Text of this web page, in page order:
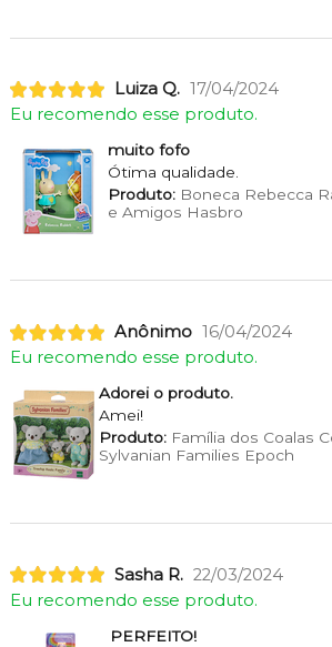
Luiza Q. 17/04/2024
Eu recomendo esse produto.
muito fofo
Ótima qualidade.
Produto:Boneca Rebecca
e Amigos Hasbro
Anônimo 16/04/2024
Eu recomendo esse produto.
Adorei o produto.
Amei!
Produto:Família dos Coalas
Sylvanian Families Epoch
Sasha R. 22/03/2024
Eu recomendo esse produto.
PERFEITO!